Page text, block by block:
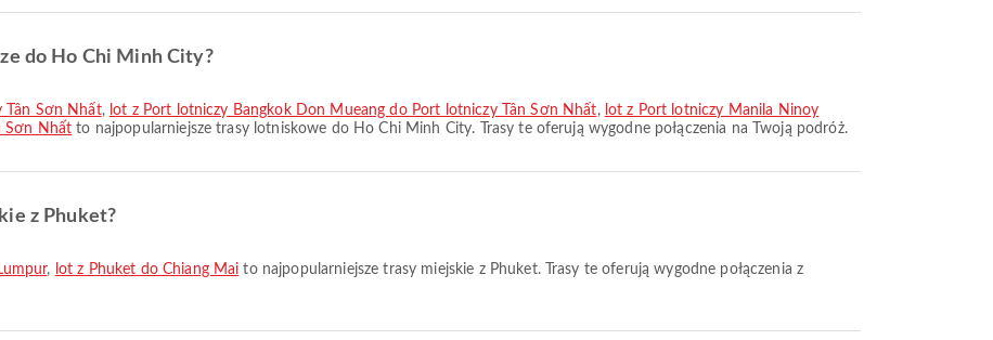
do Ho Chi Minh City?
Tân Sơn Nhất, lot z Port lotniczy Bangkok Don Mueang do Port lotniczy Tân Sơn Nhất, lot z Port lotniczy Manila Ninoy
Sơn Nhất to najpopularniejsze trasy lotniskowe do Ho Chi Minh City. Trasy te oferują wygodne połączenia na Twoją podróż.
z Phuket?
, lot z Phuket do Chiang Mai to najpopularniejsze trasy miejskie z Phuket. Trasy te oferują wygodne połączenia z